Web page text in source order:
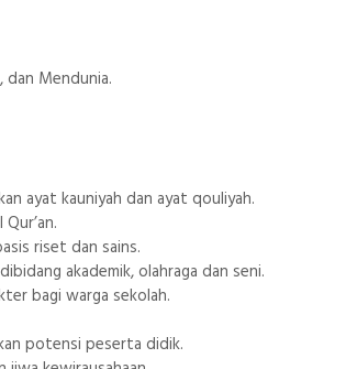
dan Mendunia.
ayat kauniyah dan ayat qouliyah.
riset dan sains.
akademik, olahraga dan seni.
bagi warga sekolah.
potensi peserta didik.